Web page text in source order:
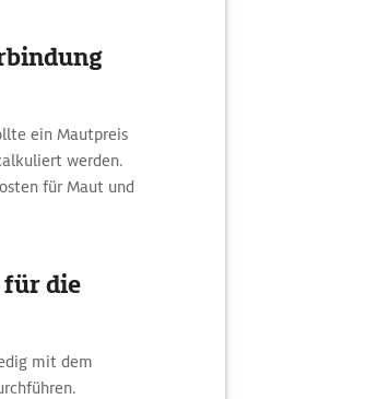
ein Mautpreis
werden.
für Maut und
die
mit dem